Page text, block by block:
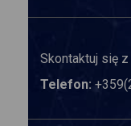
Skontaktuj się z
Telefon: